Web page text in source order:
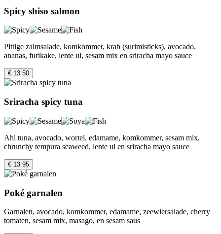
Spicy shiso salmon
Pittige zalmsalade, komkommer, krab (surimisticks), avocado,
ananas, furikake, lente ui, sesam mix en sriracha mayo sauce
€ 13.50
Sriracha spicy tuna
Ahi tuna, avocado, wortel, edamame, komkommer, sesam mix,
chrunchy tempura seaweed, lente ui en sriracha mayo sauce
€ 13.95
Poké garnalen
Garnalen, avocado, komkommer, edamame, zeewiersalade, cherry
tomaten, sesam mix, masago, en sesam saus